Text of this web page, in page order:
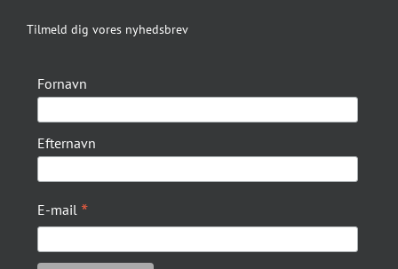
Tilmeld dig vores nyhedsbrev
Fornavn
Efternavn
E-mail *